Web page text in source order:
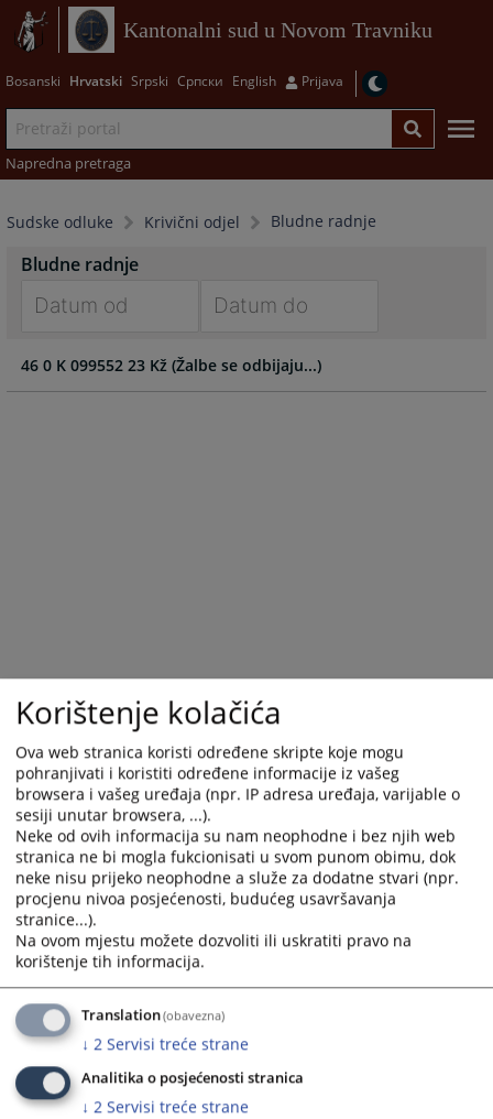
Kantonalni sud u Novom Travniku
Bosanski Hrvatski Srpski Српски English Prijava
Napredna pretraga
Sudske odluke Krivični odjel Bludne radnje
Bludne radnje
forward
to
mark
key
to
get
the
keyboard
shortcuts
for
changing
dates.
forward
to
mark
key
to
get
the
keyboard
shortcuts
for
changing
dates.
46 0 K 099552 23 Kž (Žalbe se odbijaju...)
Korištenje kolačića
Ova web stranica koristi određene skripte koje mogu
pohranjivati i koristiti određene informacije iz vašeg
browsera i vašeg uređaja (npr. IP adresa uređaja, varijable o
sesiji unutar browsera, ...).
Neke od ovih informacija su nam neophodne i bez njih web
stranica ne bi mogla fukcionisati u svom punom obimu, dok
neke nisu prijeko neophodne a služe za dodatne stvari (npr.
procjenu nivoa posjećenosti, budućeg usavršavanja
stranice...).
Na ovom mjestu možete dozvoliti ili uskratiti pravo na
korištenje tih informacija.
Translation(obavezna)
↓ 2 Servisi treće strane
Analitika o posjećenosti stranica
↓ 2 Servisi treće strane